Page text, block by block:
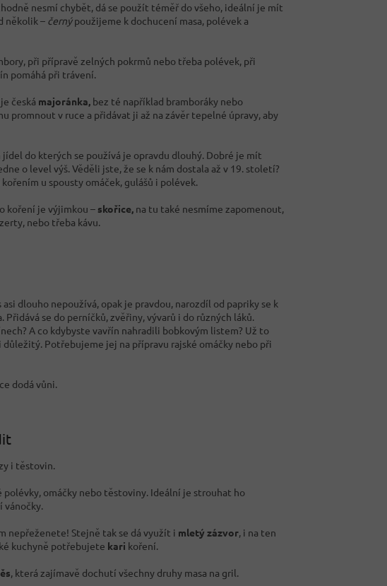
nesmí chybět, dá se použít téměř do všeho, ideální je mít
několik – černýpoužijeme k dochucení masa, polévek a
při přípravě zelných pokrmů nebo třeba polévek, při
pomáhá při trávení.
česká majoránka, bez té například bramboráky nebo
v ruce a přidávat ji až na závěr tepelné úpravy, aby
jídel do kterých se používá je opravdu dlouhý. Dobré je mít
o level výš. Věděli jste, že se k nám dostala až v 19. století?
u spousty omáček, gulášů i polévek.
koření je výjimkou – skořice, na tu také nesmíme zapomenout,
nebo třeba kávu.
dlouho nepoužívá, opak je pravdou, narozdíl od papriky se k
se do perníčků, zvěřiny, vývarů i do různých láků.
A co kdybyste vavřín nahradili bobkovým listem? Už to
důležitý. Potřebujeme jej na přípravu rajské omáčky nebo při
dodá vůni.
i těstovin.
omáčky nebo těstoviny. Ideální je strouhat ho
nepřeženete! Stejně tak se dá využít i mletý zázvor , i na ten
kuchyně potřebujete kari koření.
, která zajímavě dochutí všechny druhy masa na gril.